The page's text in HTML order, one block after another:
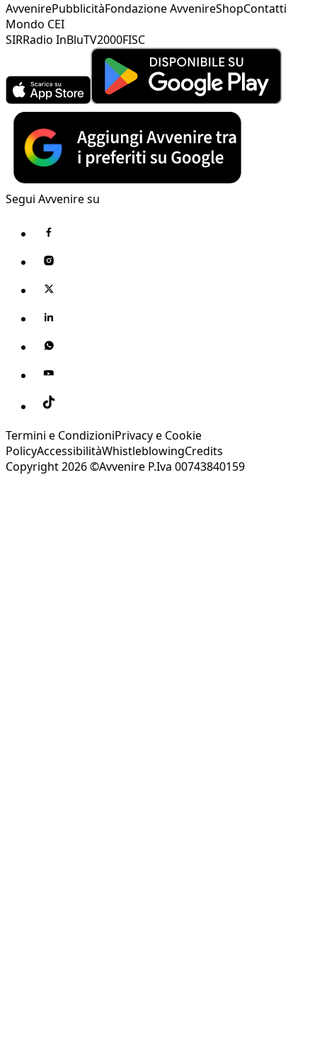
AvvenirePubblicitàFondazione AvvenireShopContatti
Mondo CEI
SIRRadio InBluTV2000FISC
Segui Avvenire su
Termini e CondizioniPrivacy e Cookie
PolicyAccessibilitàWhistleblowingCredits
Copyright 2026 ©Avvenire P.Iva 00743840159